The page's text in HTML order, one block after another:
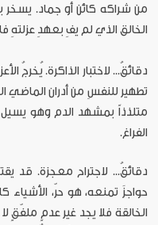
من شراكه كائن أو جماد. يسخر
الخالق الذي لم يفِ بعهدِ عزلتهِ
دقائقُ... لاختبار الذاكرة. يُخرجُ
تطهير للنفسِ من أدران الماضي
متلذذاً بمشهد الدم وهو يسيل
الفراغ.
دقائقُ... لاجتراح معجزة. قد
حواجزَ تمنعه، هو حرّ، الأشياء
الخالقة فلا يجد غير عدمٍ ملفّقٍ